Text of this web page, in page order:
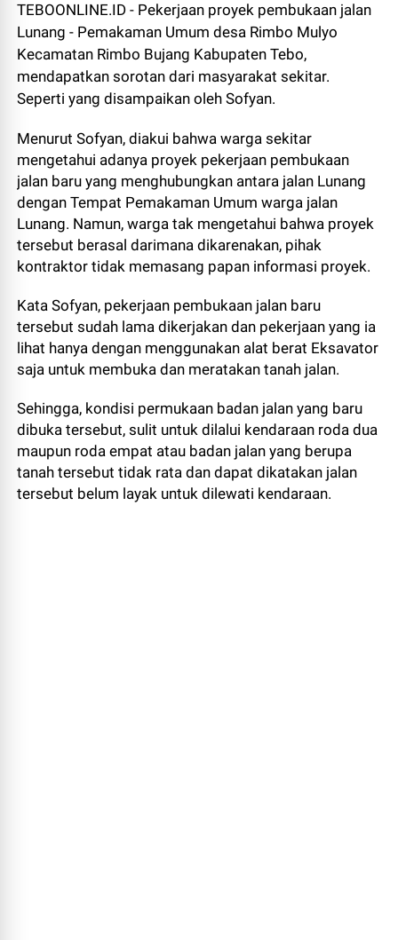
TEBOONLINE.ID - Pekerjaan proyek pembukaan jalan
Lunang - Pemakaman Umum desa Rimbo Mulyo
Kecamatan Rimbo Bujang Kabupaten Tebo,
mendapatkan sorotan dari masyarakat sekitar.
Seperti yang disampaikan oleh Sofyan.
Menurut Sofyan, diakui bahwa warga sekitar
mengetahui adanya proyek pekerjaan pembukaan
jalan baru yang menghubungkan antara jalan Lunang
dengan Tempat Pemakaman Umum warga jalan
Lunang. Namun, warga tak mengetahui bahwa proyek
tersebut berasal darimana dikarenakan, pihak
kontraktor tidak memasang papan informasi proyek.
Kata Sofyan, pekerjaan pembukaan jalan baru
tersebut sudah lama dikerjakan dan pekerjaan yang ia
lihat hanya dengan menggunakan alat berat Eksavator
saja untuk membuka dan meratakan tanah jalan.
Sehingga, kondisi permukaan badan jalan yang baru
dibuka tersebut, sulit untuk dilalui kendaraan roda dua
maupun roda empat atau badan jalan yang berupa
tanah tersebut tidak rata dan dapat dikatakan jalan
tersebut belum layak untuk dilewati kendaraan.